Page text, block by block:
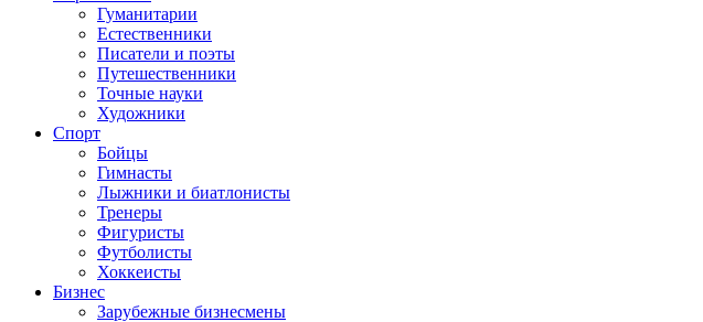
Гуманитарии
Естественники
Писатели и поэты
Путешественники
Точные науки
Художники
Спорт
Бойцы
Гимнасты
Лыжники и биатлонисты
Тренеры
Фигуристы
Футболисты
Хоккеисты
Бизнес
Зарубежные бизнесмены